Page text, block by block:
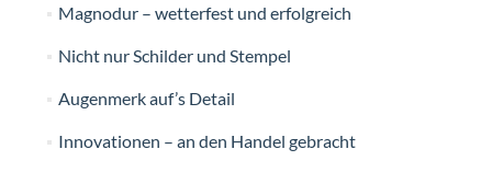
Magnodur – wetterfest und erfolgreich
Nicht nur Schilder und Stempel
Augenmerk auf’s Detail
Innovationen – an den Handel gebracht